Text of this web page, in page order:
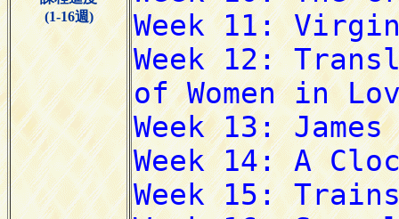
(1-16週)